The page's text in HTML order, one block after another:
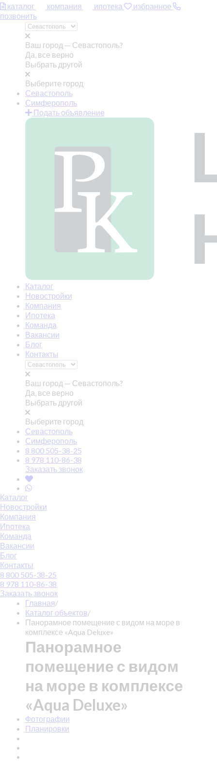
каталог компания ипотека
избранное
позвонить
Ваш город — Севастополь?
Да, все верно
Выбрать другой
Выберите город
Севастополь
Симферополь
Подать объявление
Каталог
Новостройки
Компания
Ипотека
Команда
Вакансии
Блог
Контакты
Ваш город — Севастополь?
Да, все верно
Выбрать другой
Выберите город
Севастополь
Симферополь
8 800 505-38-25
8 978 110-86-38
Заказать звонок
Каталог
Новостройки
Компания
Ипотека
Команда
Вакансии
Блог
Контакты
8 800 505-38-25
8 978 110-86-38
Заказать звонок
Главная/
Каталог объектов/
Панорамное помещение с видом на море в
комплексе «Aqua Deluxe»
Панорамное
помещение с видом
на море в комплексе
«Aqua Deluxe»
Фотографии
Планировки